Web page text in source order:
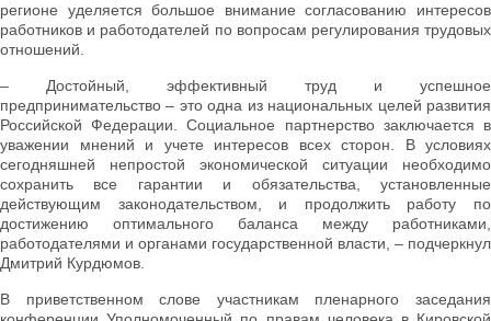
регионе уделяется большое внимание согласованию интересов
работников и работодателей по вопросам регулирования трудовых
отношений.
– Достойный, эффективный труд и успешное
предпринимательство – это одна из национальных целей развития
Российской Федерации. Социальное партнерство заключается в
уважении мнений и учете интересов всех сторон. В условиях
сегодняшней непростой экономической ситуации необходимо
сохранить все гарантии и обязательства, установленные
действующим законодательством, и продолжить работу по
достижению оптимального баланса между работниками,
работодателями и органами государственной власти, – подчеркнул
Дмитрий Курдюмов.
В приветственном слове участникам пленарного заседания